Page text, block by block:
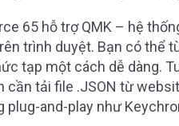
65 hỗ trợ QMK – hệ
trình duyệt. Bạn có thể
tạp một cách dễ dàng.
cần tải file .JSON từ
plug-and-play như